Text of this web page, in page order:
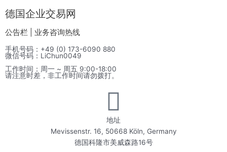
德国企业交易网
公告栏 | 业务咨询热线
手机号码：+49 (0) 173-6090 880
微信号码：LiChun0049
工作时间：周一 ~ 周五 9:00-18:00
请注意时差，非工作时间请勿拨打。
地址
Mevissenstr. 16, 50668 Köln, Germany
德国科隆市美威森路16号